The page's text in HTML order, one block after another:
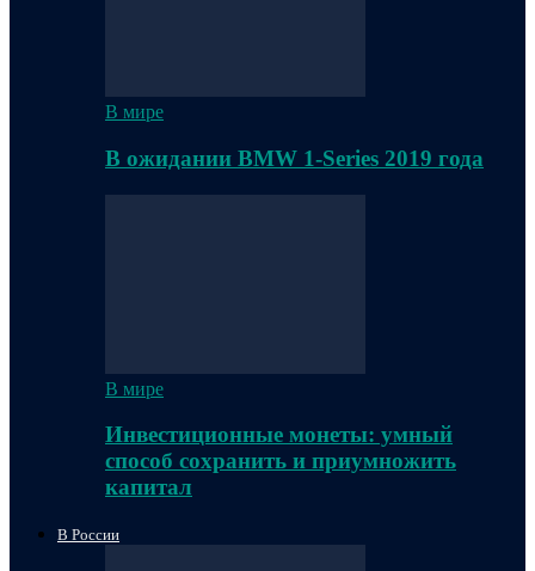
В мире
В ожидании BMW 1-Series 2019 года
В мире
Инвестиционные монеты: умный
способ сохранить и приумножить
капитал
В России